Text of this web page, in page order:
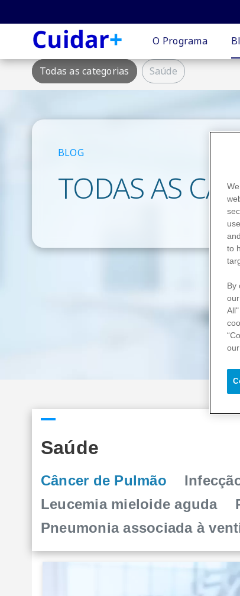
Login
screen
menu
O Programa
Article
Category
Links
Todas as categorias Saúde
BLOG
TODAS AS
Saúde
Câncer de Pulmão
Leucemia mieloide aguda
Pneumonia associada à
use
to
By
our